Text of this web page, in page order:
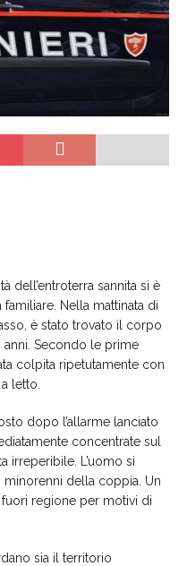
dell’entroterra sannita si è
Nella mattinata di
è stato trovato il corpo
anni. Secondo le prime
colpita ripetutamente con
letto.
dopo l’allarme lanciato
concentrate sul
irreperibile. L’uomo si
della coppia. Un
regione per motivi di
sia il territorio